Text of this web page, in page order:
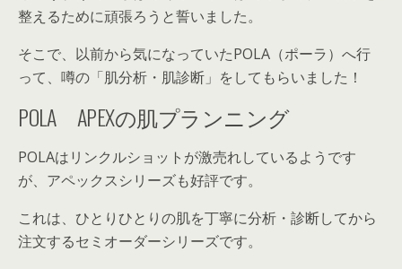
整えるために頑張ろうと誓いました。
そこで、以前から気になっていたPOLA（ポーラ）へ行
って、噂の「肌分析・肌診断」をしてもらいました！
POLA APEXの肌プランニング
POLAはリンクルショットが激売れしているようです
が、アペックスシリーズも好評です。
これは、ひとりひとりの肌を丁寧に分析・診断してから
注文するセミオーダーシリーズです。